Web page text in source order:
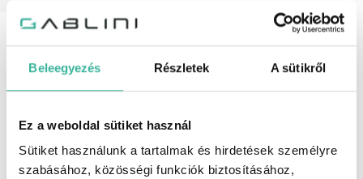
Beleegyezés Részletek A sütikről
Ez a weboldal sütiket használ
Sütiket használunk a tartalmak és hirdetések személyre
szabásához, közösségi funkciók biztosításához,
Felszereltség
230 V csatlakozó hátul, 360 fokos
kamerarendszer, ABS (blokkolásgátló),
ADS (adaptív lengéscsillapító),
ajtószervó, állítható combtámasz,
állítható felfüggesztés, állítható
(automatikus távolságtartó), ASR
(kipörgésgátló), automata (9 fokozatú
tiptronic) sebességváltó, automata
fényszórókapcsolás, automatikus